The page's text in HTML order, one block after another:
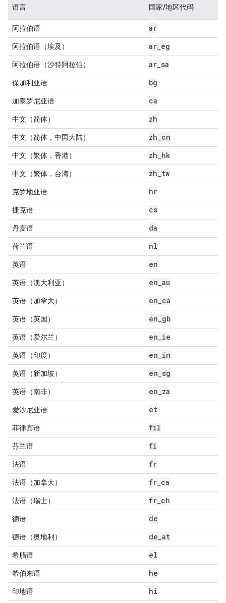
语言 国家/地区代码
阿拉伯语 ar
阿拉伯语（埃及） ar eg
阿拉伯语（沙特阿拉伯） ar sa
保加利亚语 bg
加泰罗尼亚语 ca
中文（简体） zh
中文（简体，中国大陆） zh cn
中文（繁体，香港） zh hk
中文（繁体，台湾） zh tw
克罗地亚语 hr
捷克语 cs
丹麦语 da
荷兰语 nl
英语 en
英语（澳大利亚） en au
英语（加拿大） en ca
英语（英国） en gb
英语（爱尔兰） en ie
英语（印度） en in
英语（新加坡） en sg
英语（南非） en za
爱沙尼亚语 et
菲律宾语 fil
芬兰语 fi
法语 fr
法语（加拿大） fr ca
法语（瑞士） fr ch
德语 de
德语（奥地利） de at
希腊语 el
希伯来语 he
印地语 hi